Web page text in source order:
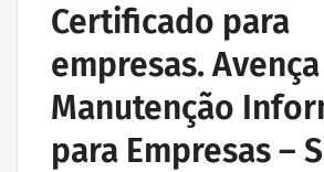
Certificado para
empresas.
Manutenção
para Empresas –